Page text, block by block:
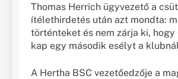
Thomas Herrich ügyvezető a
ítélethirdetés után azt mondta:
történteket és nem zárja ki, hogy
kap egy második esélyt a
A Hertha BSC vezetőedzője a